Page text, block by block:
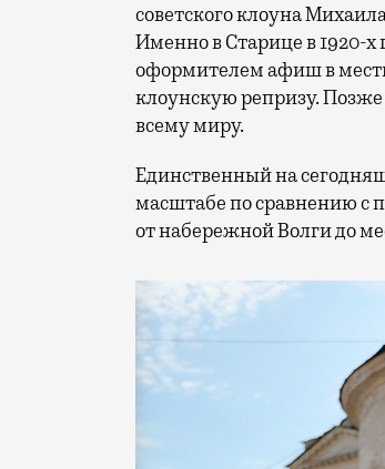
советского клоуна
Именно в Старице в 1920-х
оформителем афиш в
клоунскую репризу. Позже
всему миру.
Единственный на
масштабе по сравнению с
от набережной Волги до